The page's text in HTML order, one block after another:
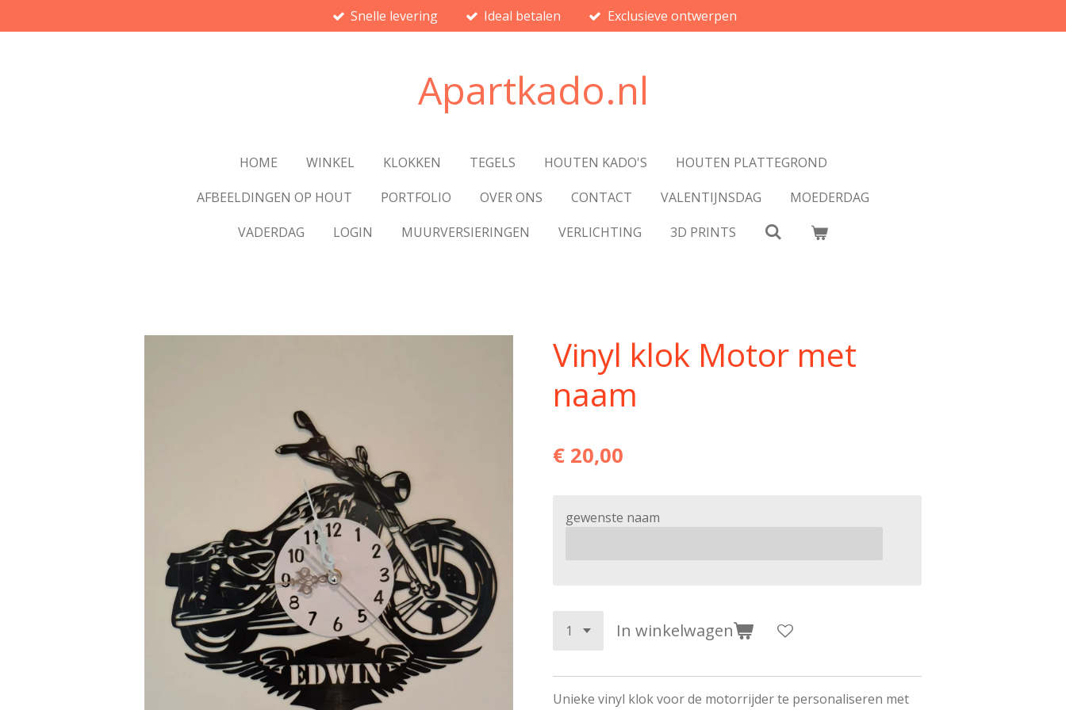
direct
Snelle levering Ideal betalen Exclusieve ontwerpen
Apartkado.nl
HOME WINKEL KLOKKEN TEGELS HOUTEN KADO'S
HOUTEN PLATTEGROND
AFBEELDINGEN OP HOUT
PORTFOLIO OVER ONS CONTACT VALENTIJNSDAG
MOEDERDAG
VADERDAG
LOGIN MUURVERSIERINGEN VERLICHTING 3D PRINTS
Vinyl klok Motor met
naam
€ 20,00
gewenste naam
In winkelwagen
Unieke vinyl klok voor de motorrijder te personaliseren met